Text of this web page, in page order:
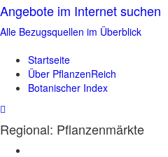
Angebote im Internet suchen
Alle Bezugsquellen im Überblick
Startseite
Über PflanzenReich
Botanischer Index
Regional: Pflanzenmärkte